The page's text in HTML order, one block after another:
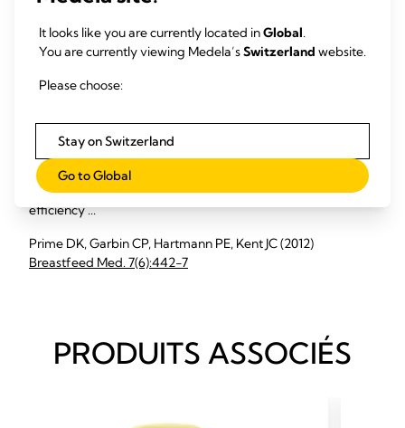
J Perinatol. 32(2):103-10Simultaneous breast expression in
breast expression
Simultaneous (SIM) breast expression saves mothers time
compared with sequential (SEQ) expression, but it remains
unclear whether the two methods differ in milk output
efficiency ...
Prime DK, Garbin CP, Hartmann PE, Kent JC (2012)
Breastfeed Med. 7(6):442-7
PRODUITS ASSOCIÉS
It looks like you are currently located inGlobal.
You are currently viewing Medela’sSwitzerland website.
Please choose:
Stay on Switzerland
Go to Global